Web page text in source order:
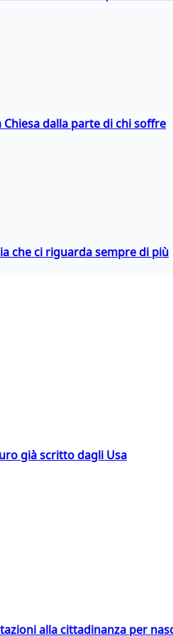
Chiesa dalla parte di chi soffre
che ci riguarda sempre di più
già scritto dagli Usa
alla cittadinanza per